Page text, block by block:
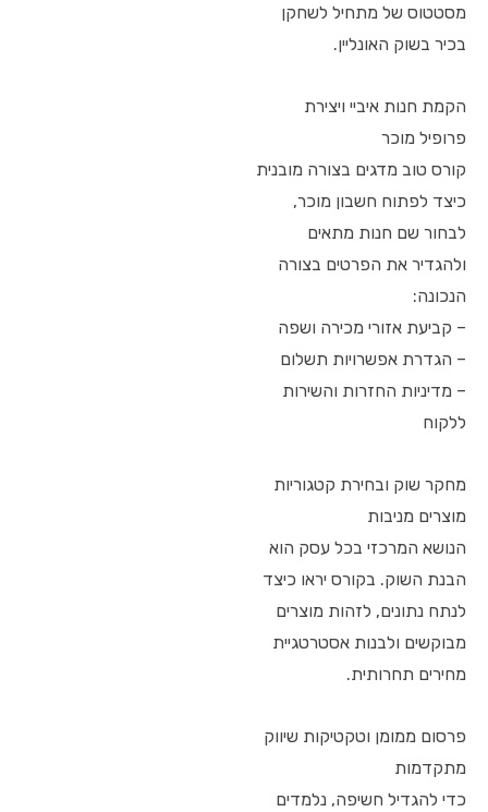
מסטטוס של מתחיל לשחקן
בכיר בשוק האונליין.
הקמת חנות איביי ויצירת
פרופיל מוכר
קורס טוב מדגים בצורה מובנית
כיצד לפתוח חשבון מוכר,
לבחור שם חנות מתאים
ולהגדיר את הפרטים בצורה
הנכונה:
– קביעת אזורי מכירה ושפה
– הגדרת אפשרויות תשלום
– מדיניות החזרות והשירות
ללקוח
מחקר שוק ובחירת קטגוריות
מוצרים מניבות
הנושא המרכזי בכל עסק הוא
הבנת השוק. בקורס יראו כיצד
לנתח נתונים, לזהות מוצרים
מבוקשים ולבנות אסטרטגיית
מחירים תחרותית.
פרסום ממומן וטקטיקות שיווק
מתקדמות
כדי להגדיל חשיפה, נלמדים